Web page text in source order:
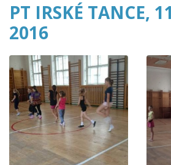
PT IRSKÉ TANCE,
2016